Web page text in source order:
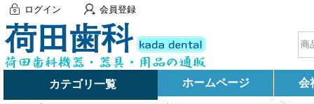
ログイン 会員登録
カテゴリ一覧 ホームページ 会